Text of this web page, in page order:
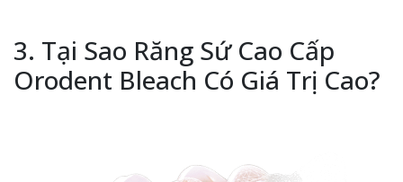
3. Tại Sao Răng Sứ Cao Cấp
Orodent Bleach Có Giá Trị Cao?